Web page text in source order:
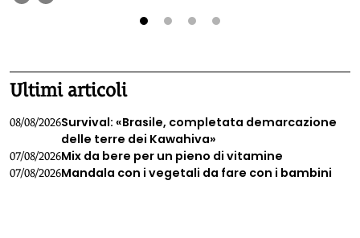
Ultimi articoli
08/08/2026Survival: «Brasile, completata demarcazione
delle terre dei Kawahiva»
07/08/2026Mix da bere per un pieno di vitamine
07/08/2026Mandala con i vegetali da fare con i bambini